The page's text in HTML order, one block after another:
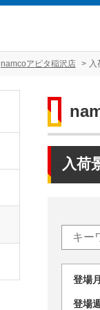
namcoアピタ稲沢店 入
入荷
登
登